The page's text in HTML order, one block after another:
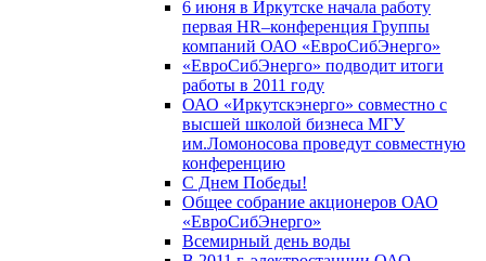
6 июня в Иркутске начала работу
первая HR–конференция Группы
компаний ОАО «ЕвроСибЭнерго»
«ЕвроСибЭнерго» подводит итоги
работы в 2011 году
ОАО «Иркутскэнерго» совместно с
высшей школой бизнеса МГУ
им.Ломоносова проведут совместную
конференцию
С Днем Победы!
Общее собрание акционеров ОАО
«ЕвроСибЭнерго»
Всемирный день воды